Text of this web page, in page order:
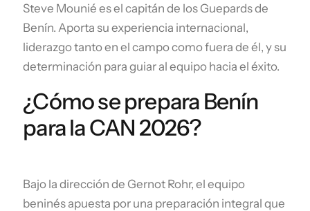
Steve Mounié es el capitán de los Guepards de
Benín. Aporta su experiencia internacional,
liderazgo tanto en el campo como fuera de él, y su
determinación para guiar al equipo hacia el éxito.
¿Cómo se prepara Benín
para la CAN 2026?
Bajo la dirección de Gernot Rohr, el equipo
beninés apuesta por una preparación integral que